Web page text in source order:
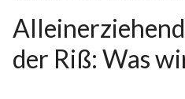
der Riß: Was